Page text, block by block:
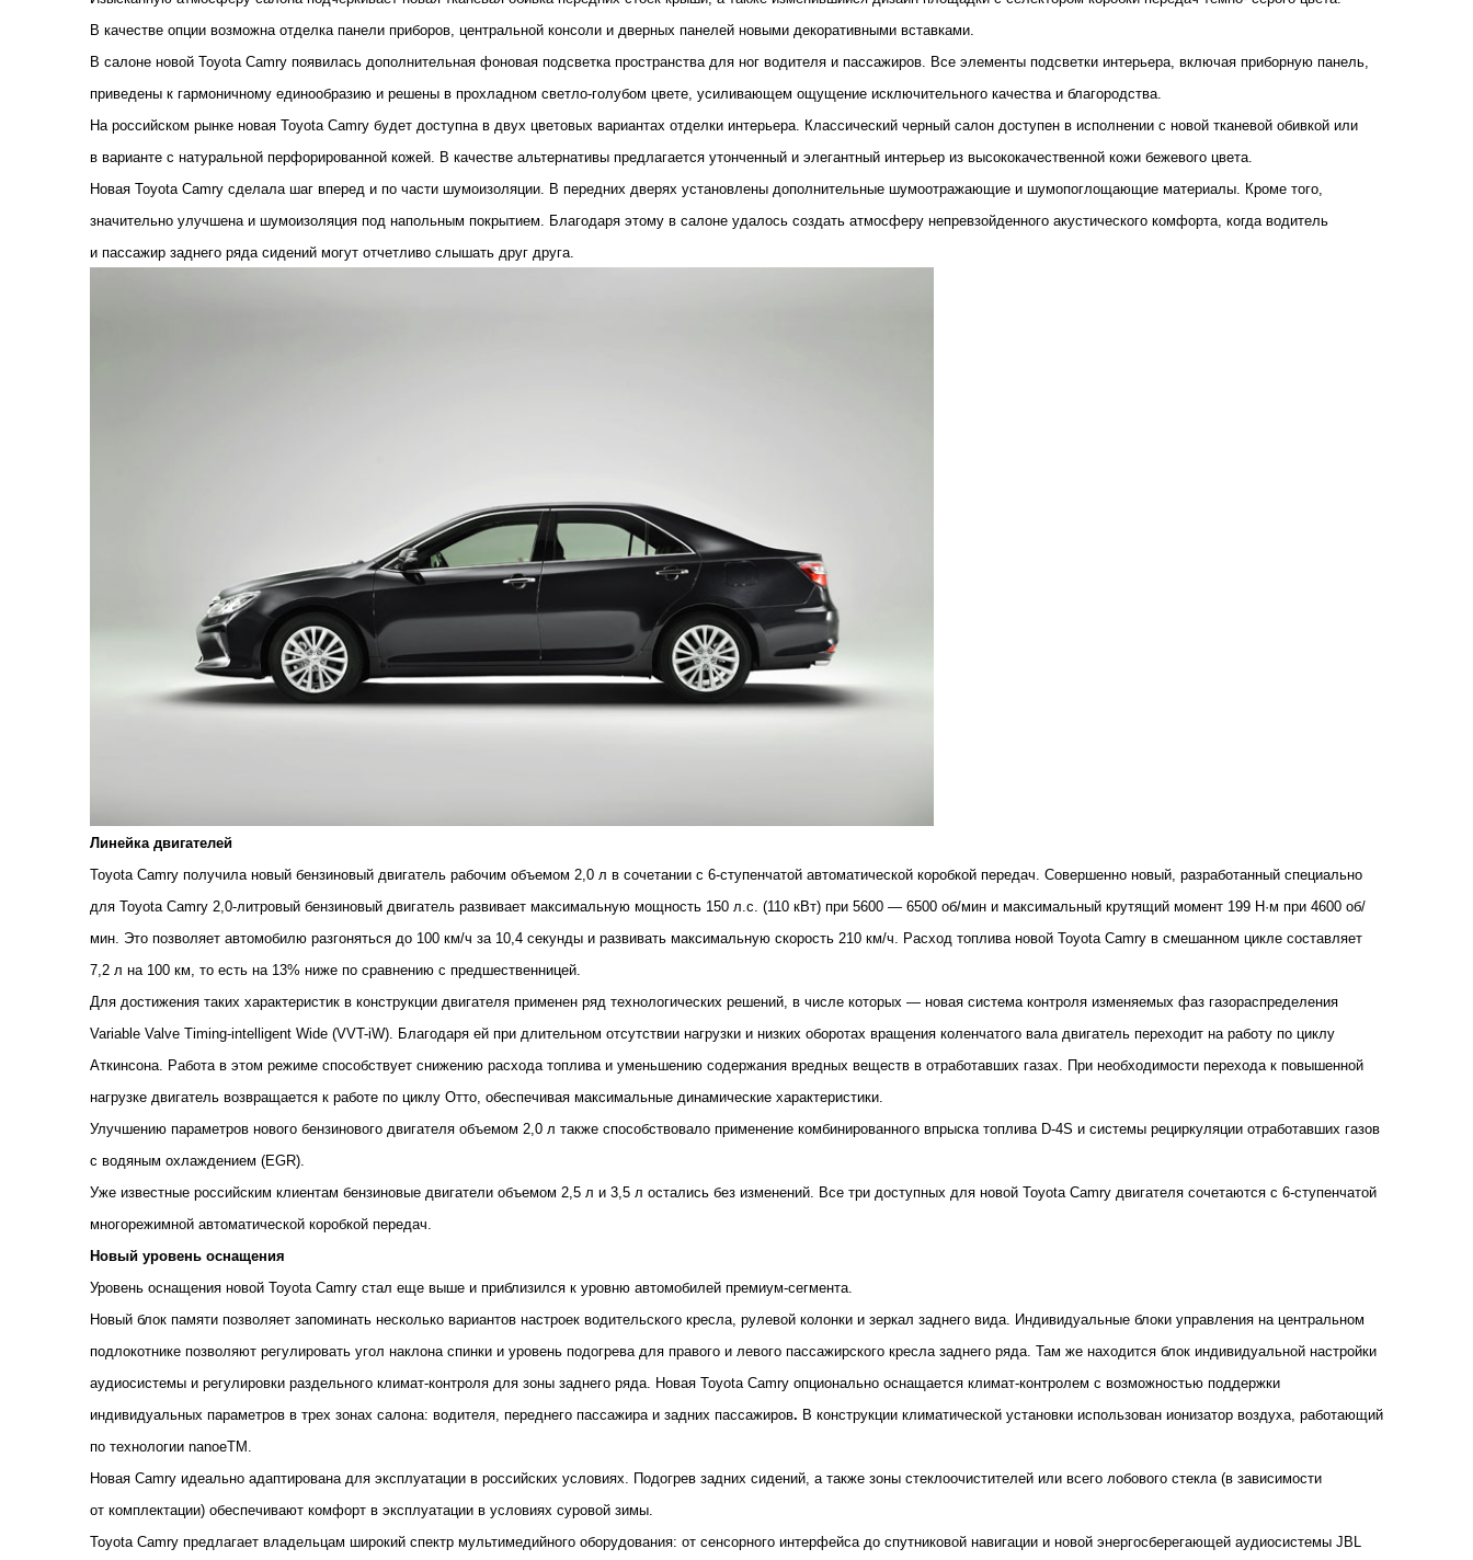
В качестве опции возможна отделка панели приборов, центральной консоли и дверных панелей новыми декоративными вставками.
В салоне новой Toyota Camry появилась дополнительная фоновая подсветка пространства для ног водителя и пассажиров. Все элементы подсветки интерьера, включая приборную панель,
приведены к гармоничному единообразию и решены в прохладном светло-голубом цвете, усиливающем ощущение исключительного качества и благородства.
На российском рынке новая Toyota Camry будет доступна в двух цветовых вариантах отделки интерьера. Классический черный салон доступен в исполнении с новой тканевой обивкой или
в варианте с натуральной перфорированной кожей. В качестве альтернативы предлагается утонченный и элегантный интерьер из высококачественной кожи бежевого цвета.
Новая Toyota Camry сделала шаг вперед и по части шумоизоляции. В передних дверях установлены дополнительные шумоотражающие и шумопоглощающие материалы. Кроме того,
значительно улучшена и шумоизоляция под напольным покрытием. Благодаря этому в салоне удалось создать атмосферу непревзойденного акустического комфорта, когда водитель
и пассажир заднего ряда сидений могут отчетливо слышать друг друга.
Линейка двигателей
Toyota Camry получила новый бензиновый двигатель рабочим объемом 2,0 л в сочетании с 6-ступенчатой автоматической коробкой передач. Совершенно новый, разработанный специально
для Toyota Camry 2,0-литровый бензиновый двигатель развивает максимальную мощность 150 л.с. (110 кВт) при 5600 — 6500 об/мин и максимальный крутящий момент 199 Н·м при 4600 об/
мин. Это позволяет автомобилю разгоняться до 100 км/ч за 10,4 секунды и развивать максимальную скорость 210 км/ч. Расход топлива новой Toyota Camry в cмешанном цикле составляет
7,2 л на 100 км, то есть на 13% ниже по сравнению с предшественницей.
Для достижения таких характеристик в конструкции двигателя применен ряд технологических решений, в числе которых ― новая система контроля изменяемых фаз газораспределения
Variable Valve Timing-intelligent Wide (VVT-iW). Благодаря ей при длительном отсутствии нагрузки и низких оборотах вращения коленчатого вала двигатель переходит на работу по циклу
Аткинсона. Работа в этом режиме способствует снижению расхода топлива и уменьшению содержания вредных веществ в отработавших газах. При необходимости перехода к повышенной
нагрузке двигатель возвращается к работе по циклу Отто, обеспечивая максимальные динамические характеристики.
Улучшению параметров нового бензинового двигателя объемом 2,0 л также способствовало применение комбинированного впрыска топлива D-4S и системы рециркуляции отработавших газов
с водяным охлаждением (EGR).
Уже известные российским клиентам бензиновые двигатели объемом 2,5 л и 3,5 л остались без изменений. Все три доступных для новой Toyota Camry двигателя сочетаются с 6-ступенчатой
многорежимной автоматической коробкой передач.
Новый уровень оснащения
Уровень оснащения новой Toyota Camry стал еще выше и приблизился к уровню автомобилей премиум-сегмента.
Новый блок памяти позволяет запоминать несколько вариантов настроек водительского кресла, рулевой колонки и зеркал заднего вида. Индивидуальные блоки управления на центральном
подлокотнике позволяют регулировать угол наклона спинки и уровень подогрева для правого и левого пассажирского кресла заднего ряда. Там же находится блок индивидуальной настройки
аудиосистемы и регулировки раздельного климат-контроля для зоны заднего ряда. Новая Toyota Camry опционально оснащается климат-контролем с возможностью поддержки
индивидуальных параметров в трех зонах салона: водителя, переднего пассажира и задних пассажиров. В конструкции климатической установки использован ионизатор воздуха, работающий
по технологии nanoeTM.
Новая Camry идеально адаптирована для эксплуатации в российских условиях. Подогрев задних сидений, а также зоны стеклоочистителей или всего лобового стекла (в зависимости
от комплектации) обеспечивают комфорт в эксплуатации в условиях суровой зимы.
Toyota Camry предлагает владельцам широкий спектр мультимедийного оборудования: от сенсорного интерфейса до спутниковой навигации и новой энергосберегающей аудиосистемы JBL